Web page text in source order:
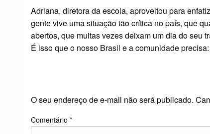
Adriana, diretora da escola, aproveitou para
gente vive uma situação tão crítica no país, que
abertos, que muitas vezes deixam um dia do seu
É isso que o nosso Brasil e a comunidade
O seu endereço de e-mail não será publicado.
Comentário *